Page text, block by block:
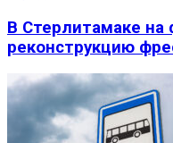
В Стерлитамаке на
реконструкцию